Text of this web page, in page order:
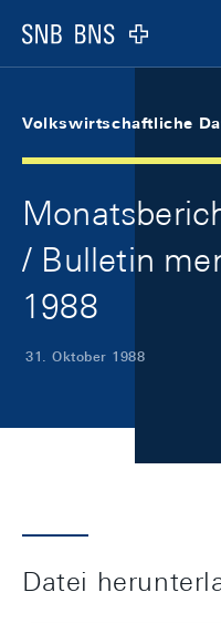
Logo
Volkswirtschaftliche
/ Bulletin
1988
31. Oktober 1988
Datei